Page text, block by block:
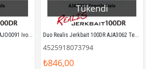
Duo Realis Jerkbait 100DR AJO0091 Ivory Halo
Tükendi
Duo Realis Jerkbait 100DR AJA3062 Tequila Halo
4525918073794
₺846,00